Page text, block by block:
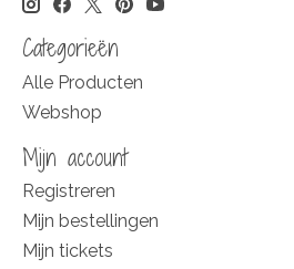
Categorieën
Alle Producten
Webshop
Mijn account
Registreren
Mijn bestellingen
Mijn tickets